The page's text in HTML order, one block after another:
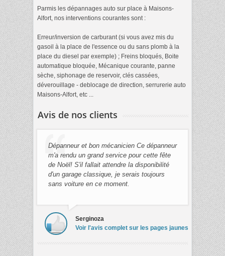
Parmis les dépannages auto sur place à Maisons-
Alfort, nos interventions courantes sont :
Erreur/inversion de carburant (si vous avez mis du
gasoil à la place de l'essence ou du sans plomb à la
place du diesel par exemple) ; Freins bloqués, Boite
automatique bloquée, Mécanique courante, panne
sèche, siphonage de reservoir, clés cassées,
déverouillage - deblocage de direction, serrurerie auto
Maisons-Alfort, etc ...
Avis de nos clients
Dépanneur et bon mécanicien Ce dépanneur
m'a rendu un grand service pour cette fête
de Noël! S'il fallait attendre la disponibilité
d'un garage classique, je serais toujours
sans voiture en ce moment.
Serginoza
Voir l'avis complet sur les pages jaunes